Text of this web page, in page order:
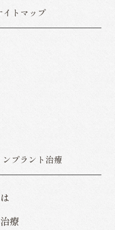
イトマップ
ンプラント治療
療